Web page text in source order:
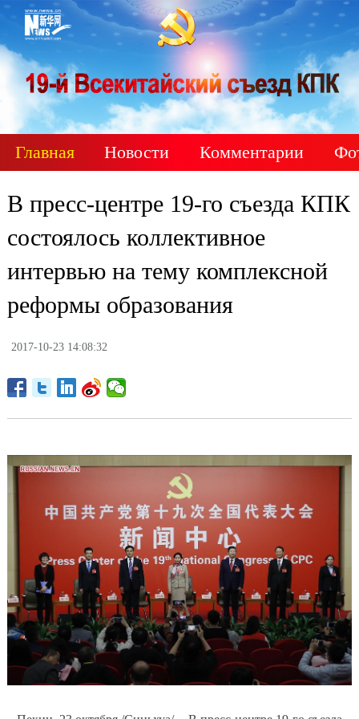
Главная Новости Комментарии
В пресс-центре 19-го съезда КПК
состоялось коллективное
интервью на тему комплексной
реформы образования
2017-10-23 14:08:32